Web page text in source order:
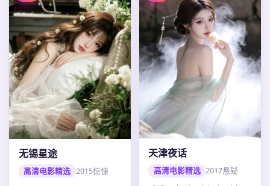
无锡星途
高清电影精选 2015惊悚
天津夜话
高清电影精选 2017悬疑